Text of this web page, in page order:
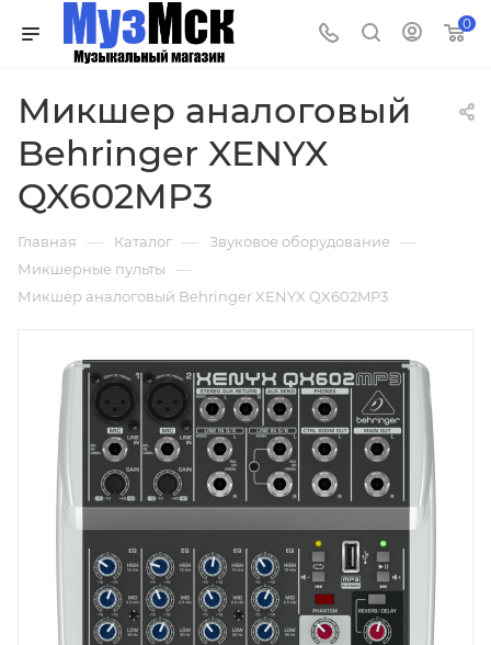
0
Микшер аналоговый
Behringer XENYX
QX602MP3
Главная — Каталог — Звуковое оборудование —
Микшерные пульты —
Микшер аналоговый Behringer XENYX QX602MP3